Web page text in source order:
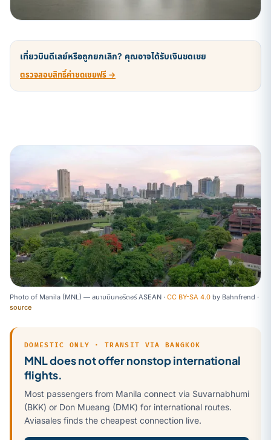
เที่ยวบินดีเลย์หรือถูกยกเลิก? คุณอาจได้รับเงินชดเชย
ตรวจสอบสิทธิ์ค่าชดเชยฟรี →
Photo of Manila (MNL) — สนามบินคอริดอร์ ASEAN · CC BY-SA 4.0 by Bahnfrend ·
source
DOMESTIC ONLY · TRANSIT VIA BANGKOK
MNL does not offer nonstop international
flights.
Most passengers from Manila connect via Suvarnabhumi
(BKK) or Don Mueang (DMK) for international routes.
Aviasales finds the cheapest connection live.